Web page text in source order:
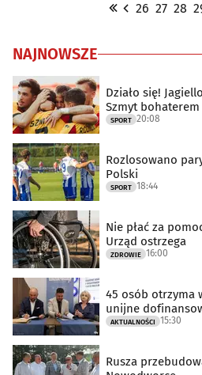
26 27 28
NAJNOWSZE
Działo się!
Szmyt bohaterem
SPORT 20:08
Rozlosowano
Polski
SPORT 18:44
Nie płać za
Urząd ostrzega
ZDROWIE 16:00
45 osób otrzyma
unijne
AKTUALNOŚCI 15:30
Rusza